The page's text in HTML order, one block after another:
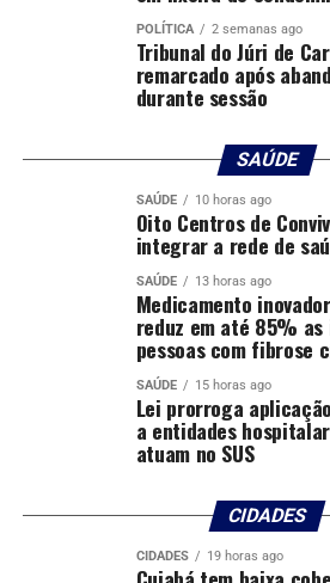
Horário: 13h30 às 18h
Local: Complexo dos Juizados
Formato: Híbrido (presencial e
Inscrições:https://
evento/07000000-0aa7-0a58-
Autor: Alcione dos Anjos
Departamento: Assessoria de
[email protected]
Tribunal de Justiça de MT –
POLÍTICA 2 semanas ago
Tribunal do Júri de
remarcado após
durante sessão
SAÚDE
SAÚDE 10 horas ago
Oito Centros de
integrar a rede de
SAÚDE 13 horas ago
Medicamento
reduz em até 85%
pessoas com fibrose
SAÚDE 15 horas ago
Lei prorroga
a entidades
atuam no SUS
CIDADES
CIDADES 19 horas ago